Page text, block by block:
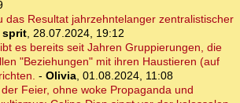
das Resultat jahrzehntelanger zentralistischer
sprit, 28.07.2024, 19:12
es bereits seit Jahren Gruppierungen, die
"Beziehungen" mit ihren Haustieren (auf
- Olivia, 01.08.2024, 11:08
Feier, ohne woke Propaganda und